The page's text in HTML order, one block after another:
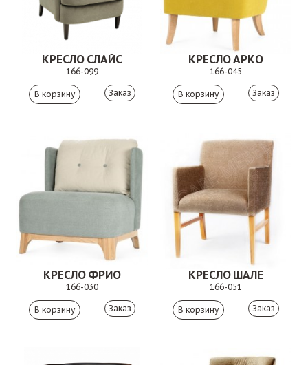
КРЕСЛО СЛАЙС
166-099
Заказ
КРЕСЛО АРКО
166-045
Заказ
КРЕСЛО ФРИО
166-030
Заказ
КРЕСЛО ШАЛЕ
166-051
Заказ